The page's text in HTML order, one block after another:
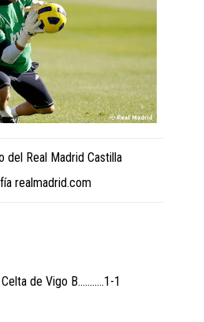
del Real Madrid Castilla
realmadrid.com
de Vigo B………..1-1